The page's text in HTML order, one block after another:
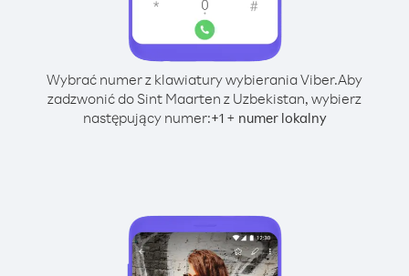
Wybrać numer z klawiatury wybierania Viber.Aby
zadzwonić do Sint Maarten z Uzbekistan, wybierz
następujący numer:+1+ numer lokalny